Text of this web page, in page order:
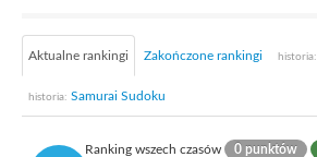
Aktualne rankingi Zakończone rankingi historia:
historia: Samurai Sudoku
Ranking wszech czasów 0 punktów